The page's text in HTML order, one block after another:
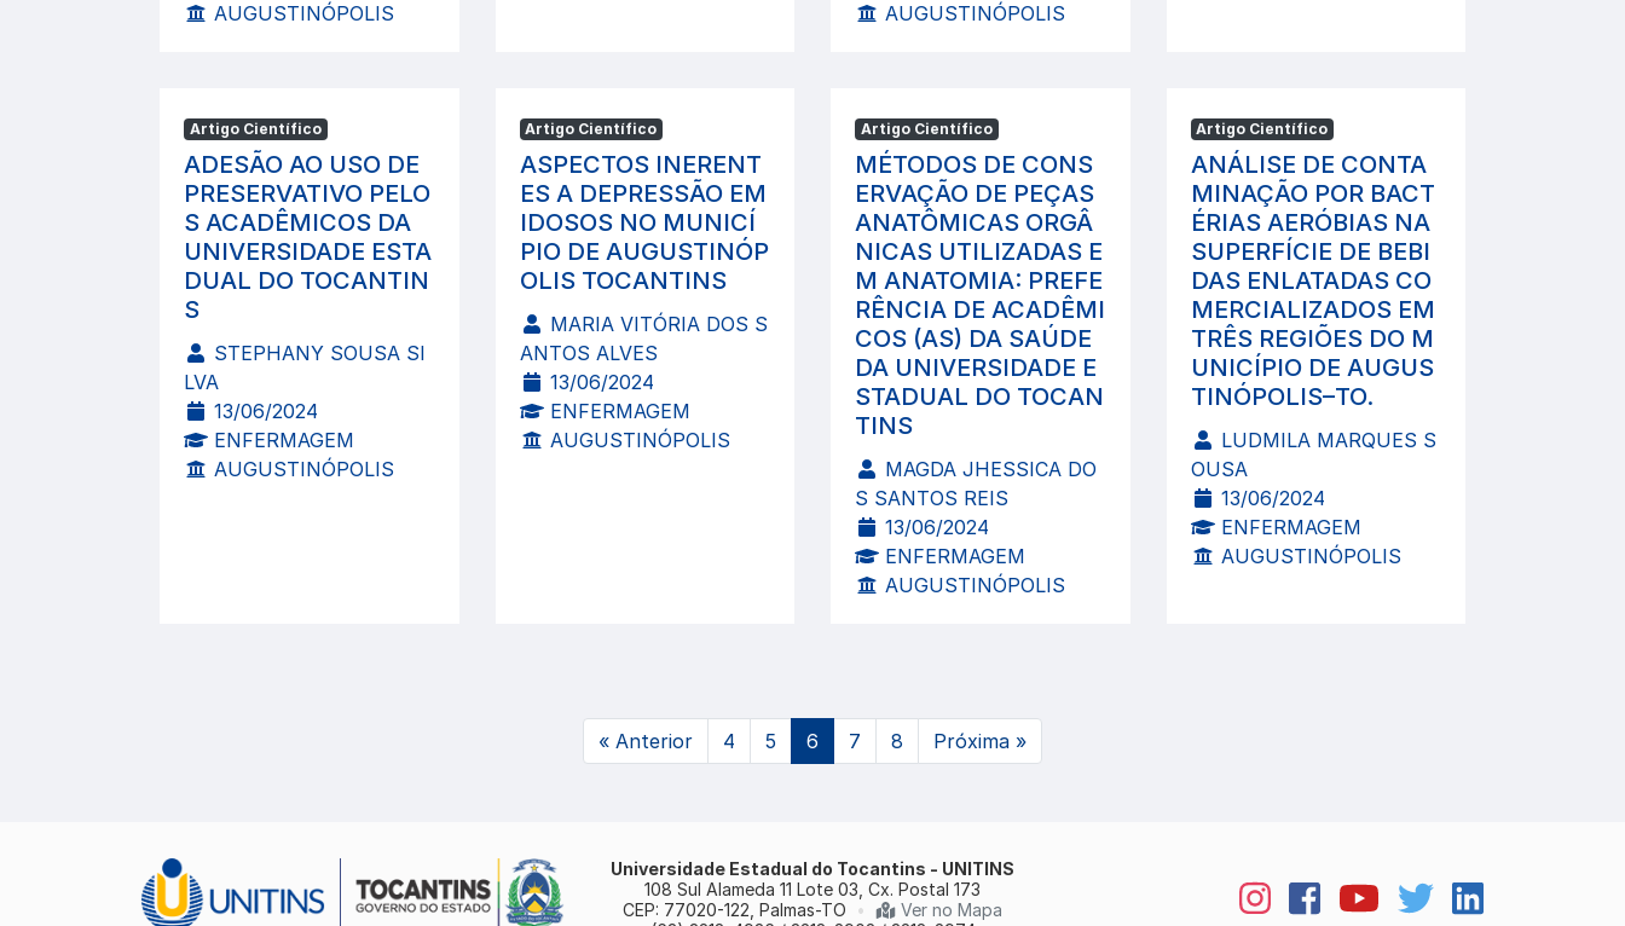
AUGUSTINÓPOLIS
AUGUSTINÓPOLIS
Artigo Científico
ADESÃO AO USO DE
PRESERVATIVO PELO
S ACADÊMICOS DA
UNIVERSIDADE ESTA
DUAL DO TOCANTIN
S
STEPHANY SOUSA SI
LVA
13/06/2024
ENFERMAGEM
AUGUSTINÓPOLIS
Artigo Científico
ASPECTOS INERENT
ES A DEPRESSÃO EM
IDOSOS NO MUNICÍ
PIO DE AUGUSTINÓP
OLIS TOCANTINS
MARIA VITÓRIA DOS S
ANTOS ALVES
13/06/2024
ENFERMAGEM
AUGUSTINÓPOLIS
Artigo Científico
MÉTODOS DE CONS
ERVAÇÃO DE PEÇAS
ANATÔMICAS ORGÂ
NICAS UTILIZADAS E
M ANATOMIA: PREFE
RÊNCIA DE ACADÊMI
COS (AS) DA SAÚDE
DA UNIVERSIDADE E
STADUAL DO TOCAN
TINS
MAGDA JHESSICA DO
S SANTOS REIS
13/06/2024
ENFERMAGEM
AUGUSTINÓPOLIS
Artigo Científico
ANÁLISE DE CONTA
MINAÇÃO POR BACT
ÉRIAS AERÓBIAS NA
SUPERFÍCIE DE BEBI
DAS ENLATADAS CO
MERCIALIZADOS EM
TRÊS REGIÕES DO M
UNICÍPIO DE AUGUS
TINÓPOLIS–TO.
LUDMILA MARQUES S
OUSA
13/06/2024
ENFERMAGEM
AUGUSTINÓPOLIS
« Anterior 4 5 6 (atual)
7 8 Próxima »
Universidade Estadual do Tocantins - UNITINS
108 Sul Alameda 11 Lote 03, Cx. Postal 173
CEP: 77020-122, Palmas-TO
•
Ver no Mapa